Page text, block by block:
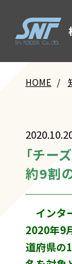
HOME
「チー
約9割
インタ
2020年9
道府県の